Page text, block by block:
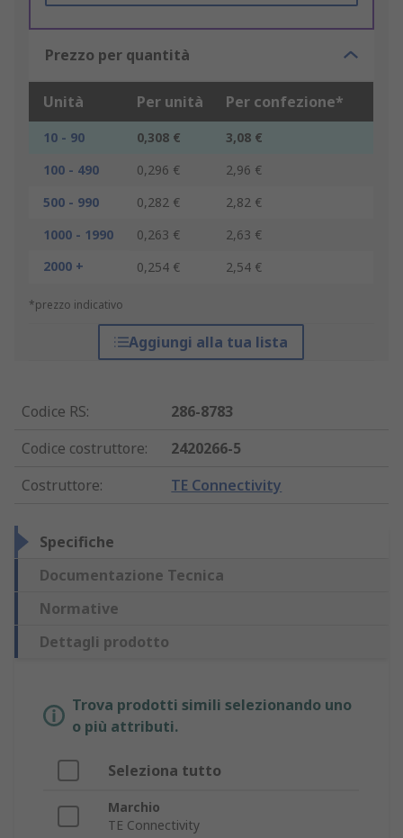
Prezzo per quantità
Unità Per unità Per confezione*
10 - 90 0,308 €
3,08 €
100 - 490
0,296 €
2,96 €
500 - 990
0,282 €
2,82 €
1000 - 1990
0,263 €
2,63 €
2000 +
0,254 € 2,54 €
*prezzo indicativo
Aggiungi alla tua lista
Codice RS:
286-8783
Codice costruttore:
2420266-5
Costruttore: TE Connectivity
Specifiche
Documentazione Tecnica
Normative
Dettagli prodotto
Trova prodotti simili selezionando uno
o più attributi.
Seleziona tutto
Marchio
TE Connectivity